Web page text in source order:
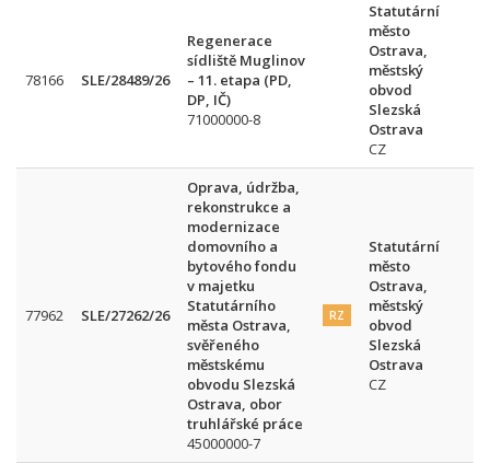
78166 SLE/28489/26
Regenerace
sídliště Muglinov
– 11. etapa (PD,
DP, IČ)
71000000-8
Statutární
město
Ostrava,
městský
obvod
Slezská
Ostrava
CZ
77962 SLE/27262/26
Oprava, údržba,
rekonstrukce a
modernizace
domovního a
bytového fondu
v majetku
Statutárního
města Ostrava,
svěřeného
městskému
obvodu Slezská
Ostrava, obor
truhlářské práce
45000000-7
RZ
Statutární
město
Ostrava,
městský
obvod
Slezská
Ostrava
CZ